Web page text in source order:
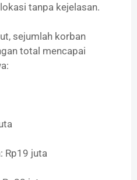
tanpa kejelasan.
sejumlah korban
total mencapai
Rp19 juta